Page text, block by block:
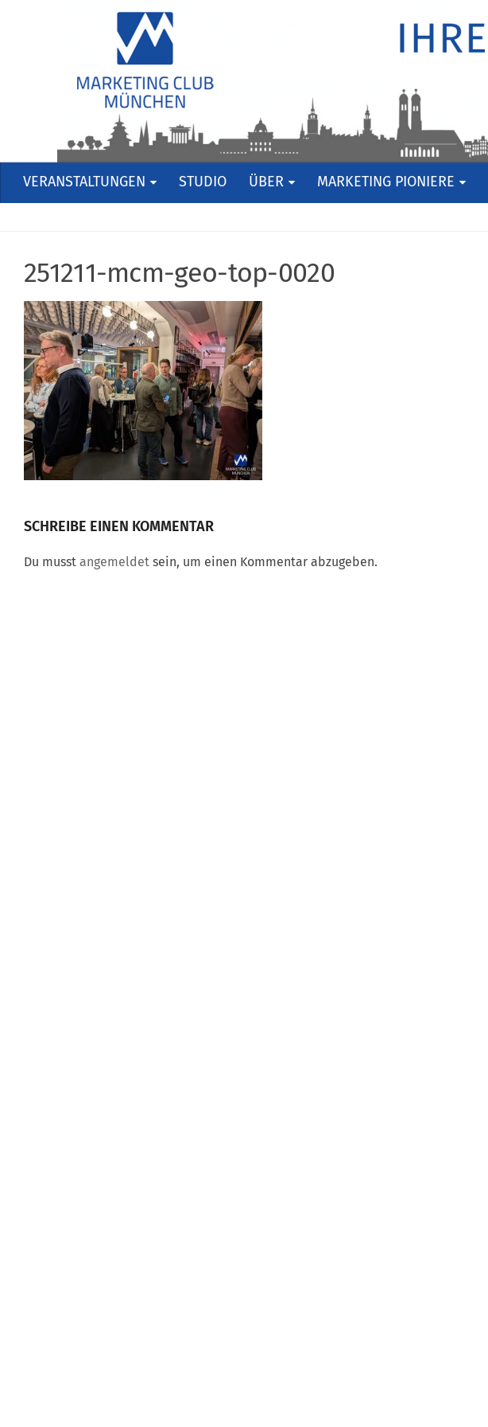
VERANSTALTUNGEN STUDIO ÜBER MARKETING PIONIERE
251211-mcm-geo-top-0020
SCHREIBE EINEN KOMMENTAR
Du musst angemeldet sein, um einen Kommentar abzugeben.